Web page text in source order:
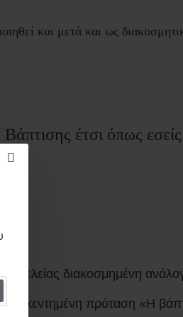
και μετά και ως
έτσι όπως εσείς
διακοσμημένη
με κεντημένη πρόταση «Η